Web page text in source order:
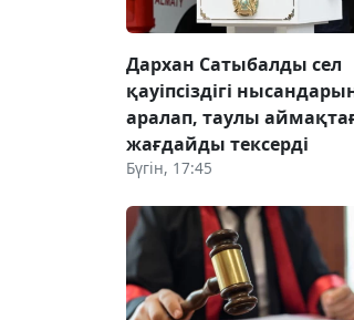
Дархан Сатыбалды сел
қауіпсіздігі
аралап, таулы
жағдайды тексерді
Бүгін, 17:45